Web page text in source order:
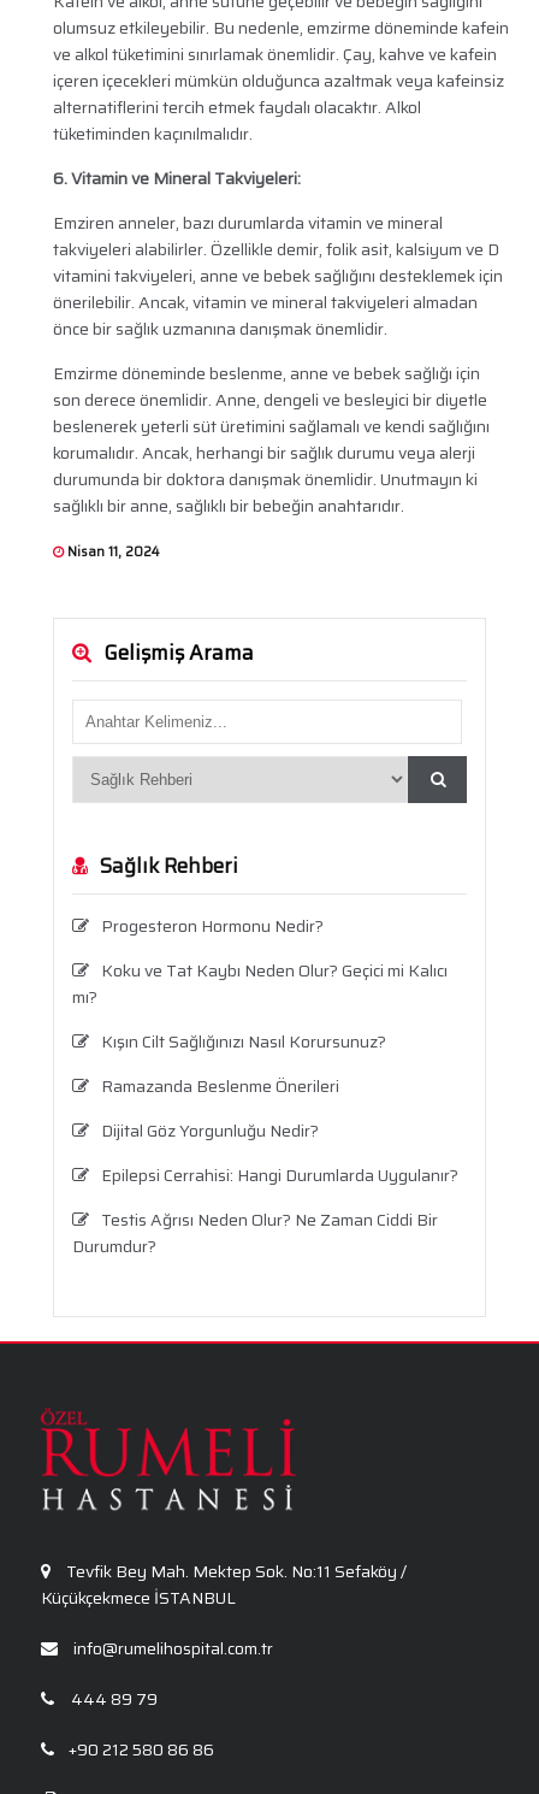
olumsuz etkileyebilir. Bu nedenle, emzirme döneminde kafein
ve alkol tüketimini sınırlamak önemlidir. Çay, kahve ve kafein
içeren içecekleri mümkün olduğunca azaltmak veya kafeinsiz
alternatiflerini tercih etmek faydalı olacaktır. Alkol
tüketiminden kaçınılmalıdır.
6. Vitamin ve Mineral Takviyeleri:
Emziren anneler, bazı durumlarda vitamin ve mineral
takviyeleri alabilirler. Özellikle demir, folik asit, kalsiyum ve D
vitamini takviyeleri, anne ve bebek sağlığını desteklemek için
önerilebilir. Ancak, vitamin ve mineral takviyeleri almadan
önce bir sağlık uzmanına danışmak önemlidir.
Emzirme döneminde beslenme, anne ve bebek sağlığı için
son derece önemlidir. Anne, dengeli ve besleyici bir diyetle
beslenerek yeterli süt üretimini sağlamalı ve kendi sağlığını
korumalıdır. Ancak, herhangi bir sağlık durumu veya alerji
durumunda bir doktora danışmak önemlidir. Unutmayın ki
sağlıklı bir anne, sağlıklı bir bebeğin anahtarıdır.
Nisan 11, 2024
Gelişmiş Arama
Sağlık Rehberi
Progesteron Hormonu Nedir?
Koku ve Tat Kaybı Neden Olur? Geçici mi Kalıcı
mı?
Kışın Cilt Sağlığınızı Nasıl Korursunuz?
Ramazanda Beslenme Önerileri
Dijital Göz Yorgunluğu Nedir?
Epilepsi Cerrahisi: Hangi Durumlarda Uygulanır?
Testis Ağrısı Neden Olur? Ne Zaman Ciddi Bir
Durumdur?
Aronya Faydaları Nelerdir?
Kalp Ritim Bozukluğu
Anksiyete Bozukluğu: Belirtiler, Nedenler, Tanı
ve Etkili Tedavi Seçenekleri
Tevfik Bey Mah. Mektep Sok. No:11 Sefaköy /
Küçükçekmece İSTANBUL
info@rumelihospital.com.tr
444 89 79
+90 212 580 86 86